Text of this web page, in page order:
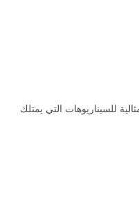
للسيناريوهات التي يمتلك